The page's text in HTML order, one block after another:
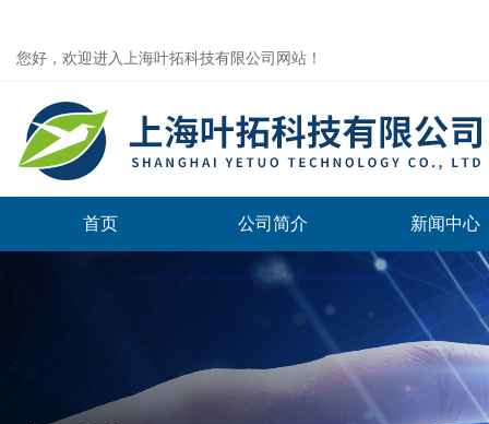
您好，欢迎进入上海叶拓科技有限公司网站！
首页 公司简介 新闻中心